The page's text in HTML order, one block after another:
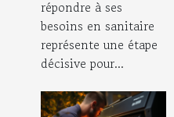
répondre à ses
besoins en sanitaire
représente une étape
décisive pour...